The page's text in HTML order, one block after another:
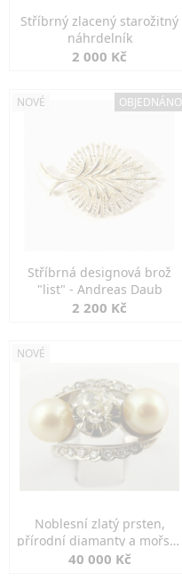
Stříbrný zlacený starožitný
náhrdelník
2 000 Kč
NOVÉ OBJEDNÁNO
Stříbrná designová brož
"list" - Andreas Daub
2 200 Kč
NOVÉ
Noblesní zlatý prsten,
přírodní diamanty a mořské
perly
40 000 Kč